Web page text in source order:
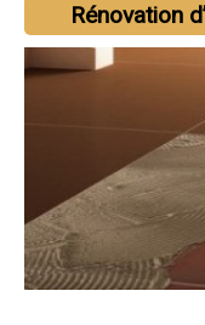
Rénovation